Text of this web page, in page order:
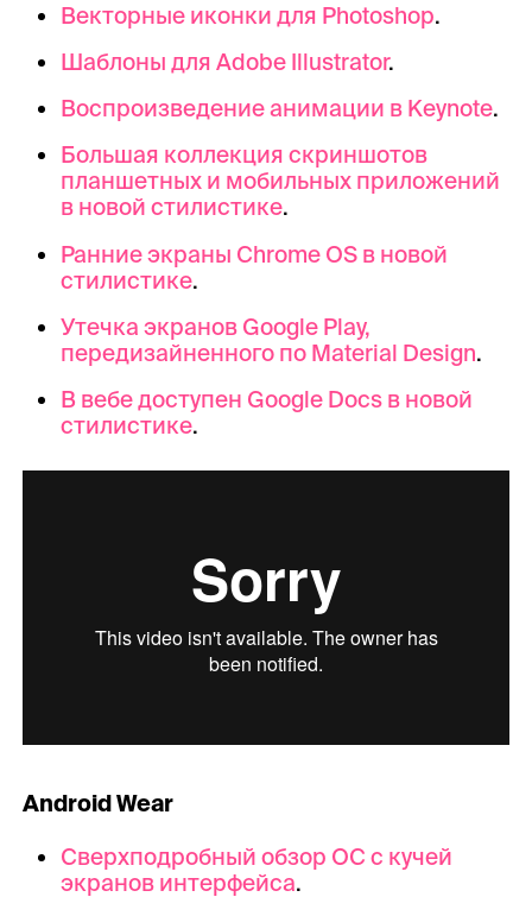
Векторные иконки для Photoshop.
Шаблоны для Adobe Illustrator.
Воспроизведение анимации в Keynote.
Большая коллекция скриншотов
планшетных и мобильных приложений
в новой стилистике.
Ранние экраны Chrome OS в новой
стилистике.
Утечка экранов Google Play,
передизайненного по Material Design.
В вебе доступен Google Docs в новой
стилистике.
Android Wear
Сверхподробный обзор ОС с кучей
экранов интерфейса.